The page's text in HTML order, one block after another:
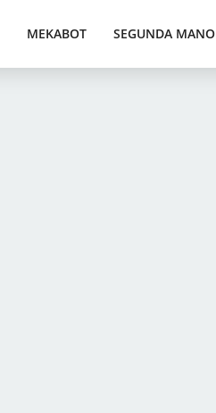
MEKABOT SEGUNDA MANO